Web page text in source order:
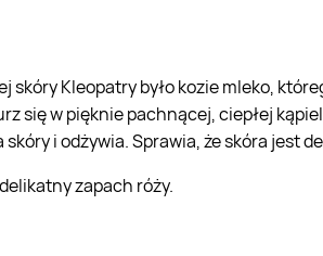
skóry Kleopatry było kozie mleko,
się w pięknie pachnącej, ciepłej
i odżywia. Sprawia, że skóra jest
zapach róży.